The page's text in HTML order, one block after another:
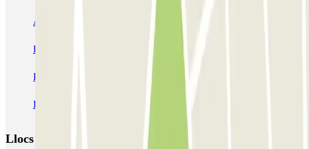
AENA Aeropuerto de Zaragoza - General P1
INDIGO Hospital Clinico INDIGO El Carmen
INDIGO Plaza del Pilar - Juzgados
INDIGO Plaza del Pilar - Ayuntamiento
Llocs i esdeveniments interessants a prop de AENA